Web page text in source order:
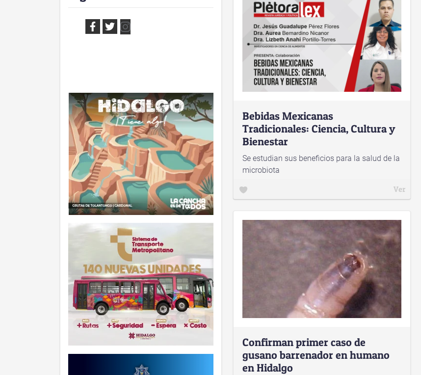
Bebidas Mexicanas
Tradicionales: Ciencia, Cultura y
Bienestar
Se estudian sus beneficios para la salud de la
microbiota
Ver
Confirman primer caso de
gusano barrenador en humano
en Hidalgo